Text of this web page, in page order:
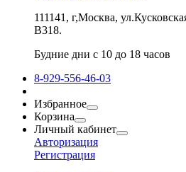
111141, г,Москва,
В318.
Будние дни с 10 до 18 часов
8-929-556-46-03
Избранное
Корзина
Личный кабинет
Авторизация
Регистрация